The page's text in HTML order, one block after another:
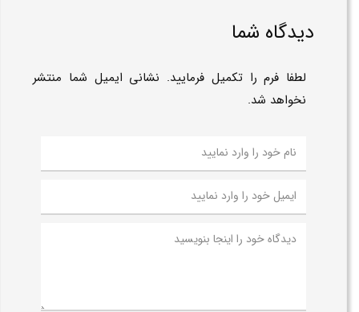
دیدگاه شما
لطفا فرم را تکمیل فرمایید. نشانی ایمیل شما منتشر
نخواهد شد.